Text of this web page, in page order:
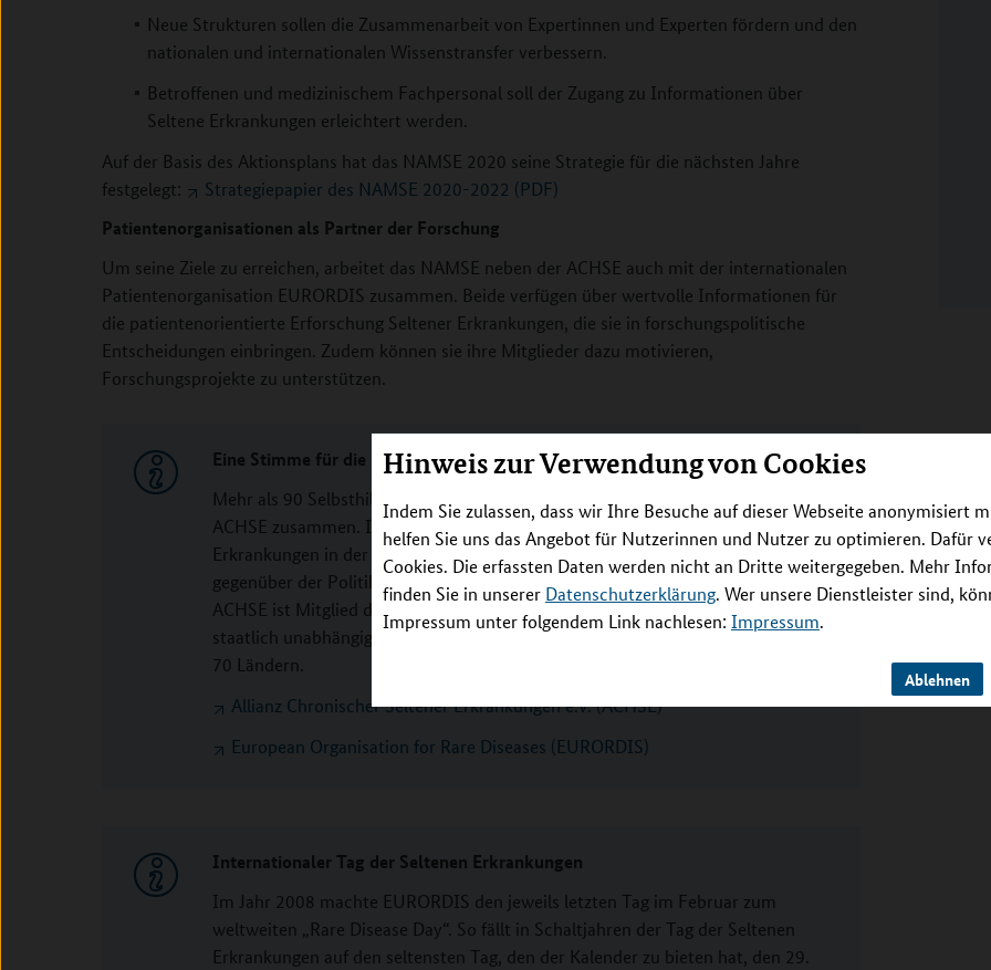
Hinweis zur Verwendung von Cookies
Indem Sie zulassen, dass wir Ihre Besuche auf dieser Webseite anonymisiert
helfen Sie uns das Angebot für Nutzerinnen und Nutzer zu optimieren. Dafür
Cookies. Die erfassten Daten werden nicht an Dritte weitergegeben. Mehr
finden Sie in unserer Datenschutzerklärung. Wer unsere Dienstleister sind,
Impressum unter folgendem Link nachlesen: Impressum.
Ablehnen
Neue Strukturen sollen die Zusammenarbeit von Expertinnen und Experten fördern und den
nationalen und internationalen Wissenstransfer verbessern.
Betroffenen und medizinischem Fachpersonal soll der Zugang zu Informationen über
Seltene Erkrankungen erleichtert werden.
Auf der Basis des Aktionsplans hat das NAMSE 2020 seine Strategie für die nächsten Jahre
festgelegt:
Strategiepapier des NAMSE 2020-2022 (PDF)
Patientenorganisationen als Partner der Forschung
Um seine Ziele zu erreichen, arbeitet das NAMSE neben der ACHSE auch mit der internationalen
Patientenorganisation EURORDIS zusammen. Beide verfügen über wertvolle Informationen für
die patientenorientierte Erforschung Seltener Erkrankungen, die sie in forschungspolitische
Entscheidungen einbringen. Zudem können sie ihre Mitglieder dazu motivieren,
Forschungsprojekte zu unterstützen.
Eine Stimme für die Seltenen: ACHSE und EURORDIS
Mehr als 90 Selbsthilfeorganisationen schlossen sich in Deutschland 2004 zur
ACHSE zusammen. Ihre Mission: Sie wollen Menschen mit Seltenen
Erkrankungen in der Öffentlichkeit Gehör verschaffen und deren Interessen
gegenüber der Politik, der Wirtschaft und dem Gesundheitswesen vertreten.
ACHSE ist Mitglied der europäischen Patientenorganisation EURORDIS. Diese
staatlich unabhängige Allianz vertritt mehr als 1.000 Organisationen aus über
70 Ländern.
Allianz Chronischer Seltener Erkrankungen e.V. (ACHSE)
European Organisation for Rare Diseases (EURORDIS)
Internationaler Tag der Seltenen Erkrankungen
Im Jahr 2008 machte EURORDIS den jeweils letzten Tag im Februar zum
weltweiten „Rare Disease Day“. So fällt in Schaltjahren der Tag der Seltenen
Erkrankungen auf den seltensten Tag, den der Kalender zu bieten hat, den 29.